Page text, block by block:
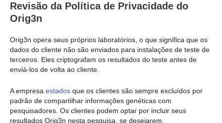
Revisão da Política de Privacidade do
Orig3n
Orig3n opera seus próprios laboratórios, o que significa que os
dados do cliente não são enviados para instalações de teste de
terceiros. Eles criptografam os resultados do teste antes de
enviá-los de volta ao cliente.
A empresa estados que os clientes são sempre excluídos por
padrão de compartilhar informações genéticas com
pesquisadores. Os clientes podem optar por incluir seus
resultados Orig3n nesta pesquisa, se desejarem.